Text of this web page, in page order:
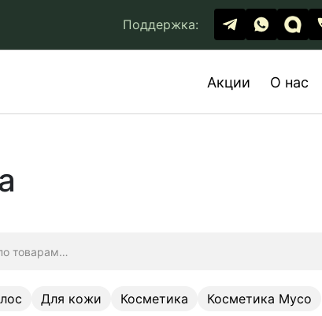
Поддержка:
Акции О нас
Для кожи Косметика Косметика Myco